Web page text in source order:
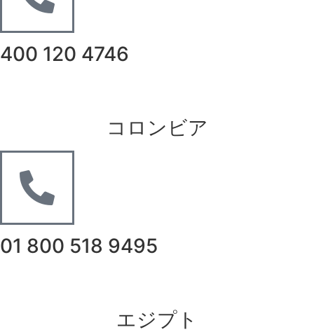
400 120 4746
コロンビア
01 800 518 9495
エジプト